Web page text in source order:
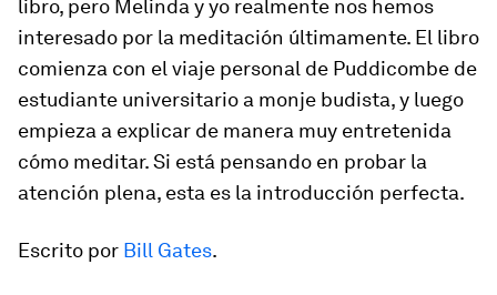
libro, pero Melinda y yo realmente nos hemos
interesado por la meditación últimamente. El libro
comienza con el viaje personal de Puddicombe de
estudiante universitario a monje budista, y luego
empieza a explicar de manera muy entretenida
cómo meditar. Si está pensando en probar la
atención plena, esta es la introducción perfecta.
Escrito por Bill Gates.